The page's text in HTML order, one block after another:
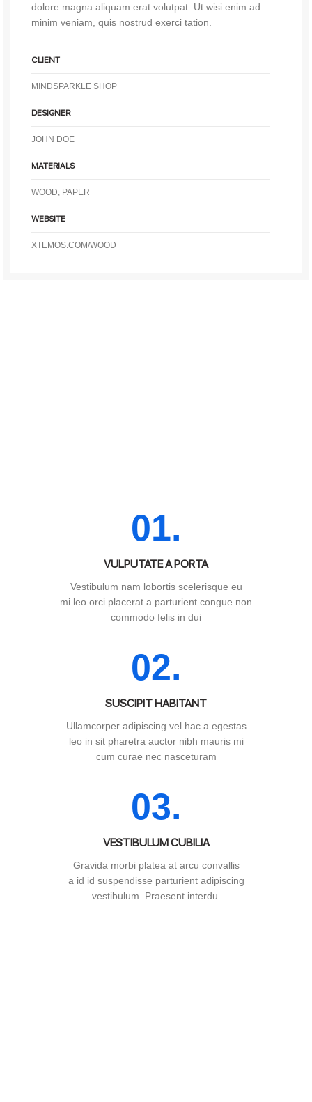
dolore magna aliquam erat volutpat. Ut wisi enim ad
minim veniam, quis nostrud exerci tation.
CLIENT
MINDSPARKLE SHOP
DESIGNER
JOHN DOE
MATERIALS
WOOD, PAPER
WEBSITE
XTEMOS.COM/WOOD
01.
VULPUTATE A PORTA
Vestibulum nam lobortis scelerisque eu
mi leo orci placerat a parturient congue non
commodo felis in dui
02.
SUSCIPIT HABITANT
Ullamcorper adipiscing vel hac a egestas
leo in sit pharetra auctor nibh mauris mi
cum curae nec nasceturam
03.
VESTIBULUM CUBILIA
Gravida morbi platea at arcu convallis
a id id suspendisse parturient adipiscing
vestibulum. Praesent interdu.